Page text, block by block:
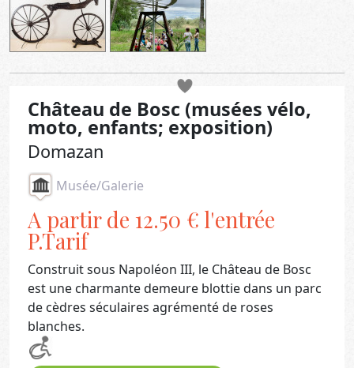
Château de Bosc (musées vélo,
moto, enfants; exposition)
Domazan
Musée/Galerie
A partir de 12.50 € l'entrée
P.Tarif
Construit sous Napoléon III, le Château de Bosc
est une charmante demeure blottie dans un parc
de cèdres séculaires agrémenté de roses
blanches.